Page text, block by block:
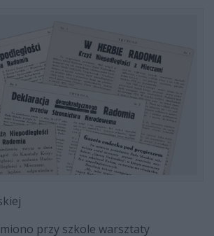
przy szkole warsztaty